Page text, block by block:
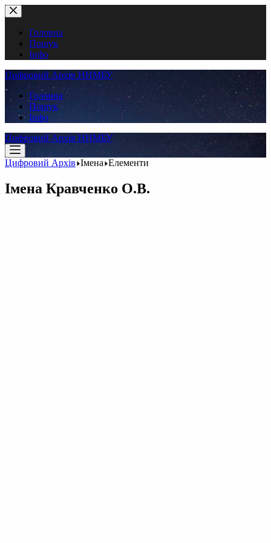
Перейти
до
вмістуГоловна
Пошук
Інфо
Цифровий Архів ННМБУ
Головна
Пошук
Інфо
Цифровий Архів ННМБУ
Цифровий Архів Імена Елементи
Імена Кравченко О.В.